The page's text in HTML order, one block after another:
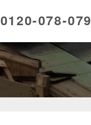
0120-078-079